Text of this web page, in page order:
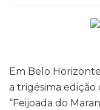
Em Belo
a trigésima edição
“Feijoada do